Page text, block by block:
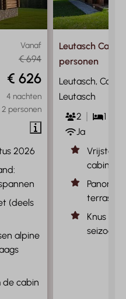
Vanaf
€ 694
€ 626
4 nachten
2 personen
2026
(deels
alpine
de cabin
Leutasch Cabin
personen
Leutasch,
Leutasch
2
1
Ja
cabin in
terras
Knus
seizoen